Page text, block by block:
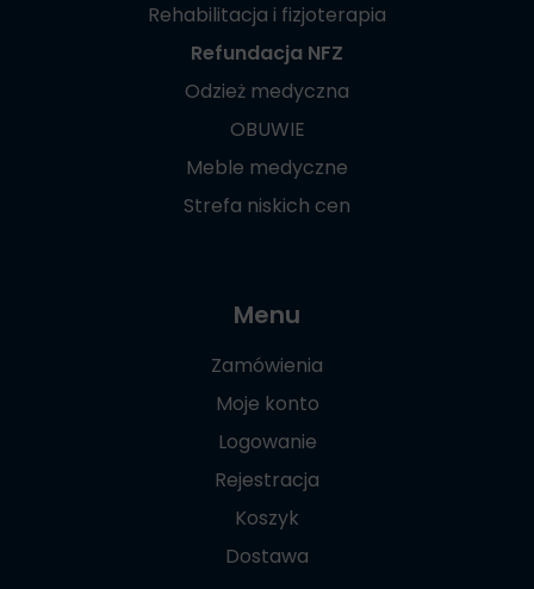
Rehabilitacja i fizjoterapia
Refundacja NFZ
Odzież medyczna
OBUWIE
Meble medyczne
Strefa niskich cen
Menu
Zamówienia
Moje konto
Logowanie
Rejestracja
Koszyk
Dostawa